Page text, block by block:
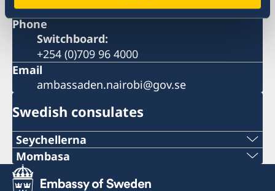
Kenya
Phone
Switchboard:
+254 (0)709 96 4000
Email
ambassaden.nairobi@gov.se
Swedish consulates
Seychellerna
Consulate of Sweden
Honorary Consul Chrystold Chetty
Mombasa
Consulate of Sweden